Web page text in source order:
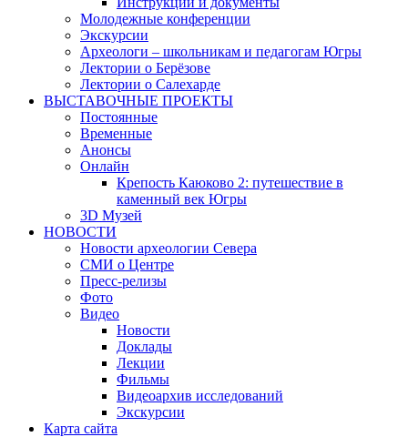
Молодежные конференции
Экскурсии
Археологи – школьникам и педагогам Югры
Лектории о Берёзове
Лектории о Салехарде
ВЫСТАВОЧНЫЕ ПРОЕКТЫ
Постоянные
Временные
Анонсы
Онлайн
Крепость Каюково 2: путешествие в
каменный век Югры
3D Музей
НОВОСТИ
Новости археологии Севера
СМИ о Центре
Пресс-релизы
Фото
Видео
Новости
Доклады
Лекции
Фильмы
Видеоархив исследований
Экскурсии
Карта сайта